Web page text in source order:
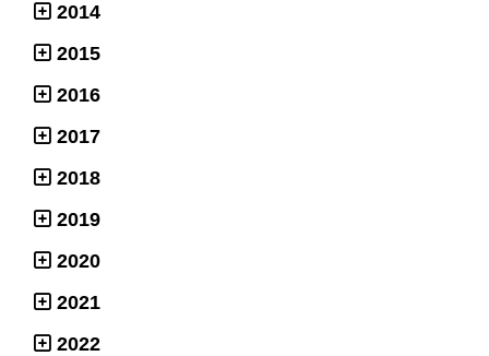
2014
2015
2016
2017
2018
2019
2020
2021
2022